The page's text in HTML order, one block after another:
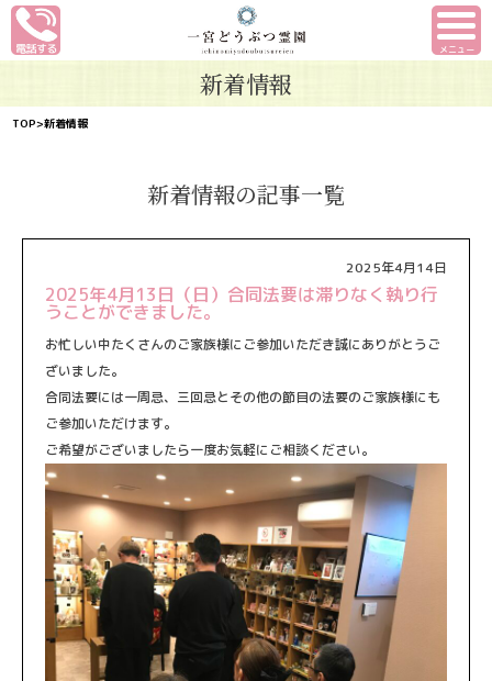
メニュー
新着情報
TOP>新着情報
新着情報の記事一覧
2025年4月14日
2025年4月13日（日）合同法要は滞りなく執り行
うことができました。
お忙しい中たくさんのご家族様にご参加いただき誠にありがとうご
ざいました。
合同法要には一周忌、三回忌とその他の節目の法要のご家族様にも
ご参加いただけます。
ご希望がございましたら一度お気軽にご相談ください。